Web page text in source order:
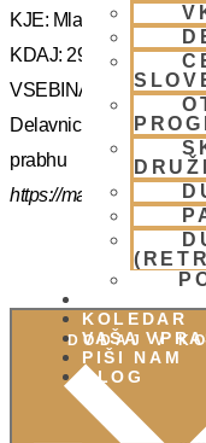
KOLEDAR
VAŠA
PIŠI NAM
BLOG
KJE: Mladinski dom na
KDAJ: 29.7.- 2.8.2025
VSEBINA:
Delavnice in bo vodil,
prabhu
https://mahatmadas.com